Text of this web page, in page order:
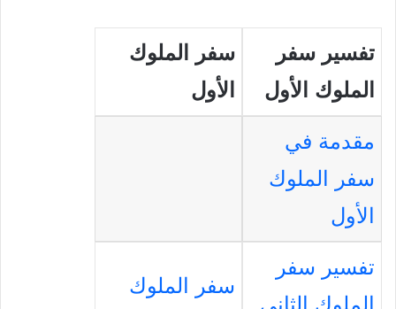
تفسير سفر
الملوك الأول
سفر الملوك
الأول
مقدمة في
سفر الملوك
الأول
تفسير سفر
الملوك الثاني
سفر الملوك